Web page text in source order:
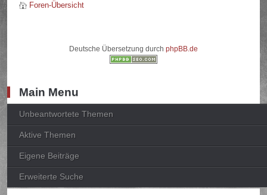
Foren-Übersicht
Deutsche Übersetzung durch phpBB.de
Main Menu
Unbeantwortete Themen
Aktive Themen
Eigene Beiträge
Erweiterte Suche